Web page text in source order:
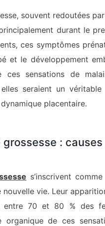
souvent redoutées
durant le
ces symptômes
et le développement
ces sensations de
elles seraient un
placentaire.
grossesse :
s’inscrivent
nouvelle vie. Leur
entre 70 et 80 % des
organique de ces